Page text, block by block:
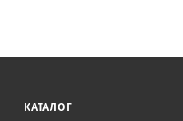
КАТАЛОГ